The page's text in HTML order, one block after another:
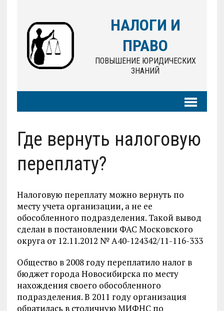
НАЛОГИ И
ПРАВО
ПОВЫШЕНИЕ ЮРИДИЧЕСКИХ
ЗНАНИЙ
Где вернуть налоговую
переплату?
Налоговую переплату можно вернуть по
месту учета организации, а не ее
обособленного подразделения. Такой вывод
сделан в постановлении ФАС Московского
округа от 12.11.2012 № А40-124342/11-116-333
Общество в 2008 году переплатило налог в
бюджет города Новосибирска по месту
нахождения своего обособленного
подразделения. В 2011 году организация
обратилась в столичную МИФНС по